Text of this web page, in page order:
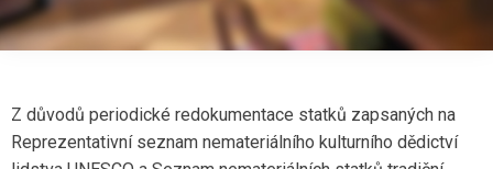
Z důvodů periodické redokumentace statků zapsaných na
Reprezentativní seznam nemateriálního kulturního dědictví